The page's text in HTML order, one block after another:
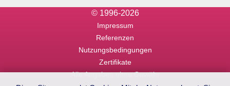
© 1996-2026
Impressum
Referenzen
Nutzungsbedingungen
Zertifikate
Alle Angaben ohne Gewähr